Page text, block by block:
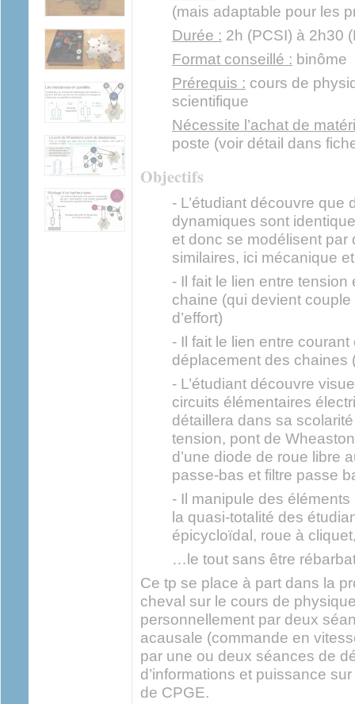
(mais adaptable pour les
Durée : 2h (PCSI) à 2h30
Format conseillé : binôme
Prérequis : cours de
scientifique
Nécessite l’achat de
poste (voir détail dans
Objectifs
- L’étudiant découvre que
dynamiques sont
et donc se modélisent
similaires, ici mécanique
- Il fait le lien entre
chaine (qui devient
d’effort)
- Il fait le lien entre
déplacement des chaines
- L’étudiant découvre
circuits élémentaires
détaillera dans sa
tension, pont de
d’une diode de roue libre
passe-bas et filtre passe
- Il manipule des
la quasi-totalité des
épicycloïdal, roue à
…le tout sans être
Ce tp se place à part dans la
cheval sur le cours de
personnellement par deux
acausale (commande en
par une ou deux séances de
d’informations et puissance
de CPGE.